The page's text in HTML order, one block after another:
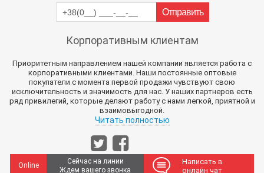
Корпоративным клиентам
Приоритетным направлением нашей компании является работа с
корпоративными клиентами. Наши постоянные оптовые
покупатели с момента первой продажи чувствуют свою
исключительность и значимость для нас. У наших партнеров есть
ряд привилегий, которые делают работу с нами легкой, приятной и
взаимовыгодной.
Читать полностью
Online
Сейчас на линии
Ждем вашего звонка
Написать в
онлайн чат